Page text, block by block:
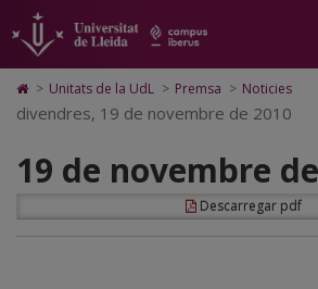
19
de
novembre
de
2010
pàgina
principal.
Universitat
Lleida
contingut
principal
Mapa
Web.
Universitat
Cerca
Accessibilitat.
Universitat
Lleida
Icono
de
Home
ir
a
página
de
> Unitats de la UdL > Premsa > Noticies
divendres, 19 de novembre de 2010
19 de novembre
Descarregar pdf